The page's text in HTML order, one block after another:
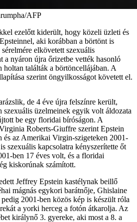
AFP
ezelőtt kiderült, hogy közeli üzleti és
aki korábban a börtönt is
elkövetett szexuális
a nyáron újra őrizetbe vették hasonló
holtan találták a börtöncellájában. A
szerint öngyilkosságot követett el.
de 4 éve újra felszínre került,
szexuális üzelmeinek egyik volt áldozata
be egy floridai bíróságon. A
Roberts-Giuffre szerint Epstein
az Amerikai Virgin-szigeteken 2001-
szexuális kapcsolatra kényszerítette őt
ben 17 éves volt, és a floridai
kiskorúnak számított.
Jeffrey Epstein kastélynak beillő
mágnás egykori barátnője, Ghislaine
2001-ben közös kép is készült róla
a yorki herceg a fotón átkarolja. Az
királynő 3. gyereke, aki most a 8. a